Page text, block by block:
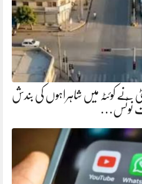
نے کوئٹہ میں شاہراہوں کی بندش
نوٹس…